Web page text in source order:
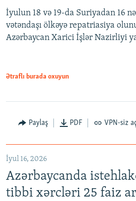
İyulun 18 və 19-da Suriyadan 16
vətəndaşı ölkəyə repatriasiya
Azərbaycan Xarici İşlər Nazirliyi
Ətraflı burada oxuyun
Paylaş PDF VPN-siz
İyul 16, 2026
Azərbaycanda
tibbi xərcləri 25 faiz